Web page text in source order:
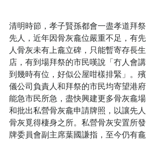
清明時節，孝子賢孫都會一盡孝道拜祭
先人，近年因骨灰龕位嚴重不足，有先
人骨灰未有上龕立碑，只能暫寄存長生
店，有到場拜祭的市民嘆說「冇人會講
到幾時有位，好似公屋咁樣排緊」。殯
儀公司負責人和拜祭的市民均寄望港府
能急市民所急，盡快興建更多骨灰龕場
和批出私營骨灰龕申請牌照，以讓先人
骨灰覓得棲身之所。私營骨灰安置所發
牌委員會副主席葉國謙指，至今仍有龕